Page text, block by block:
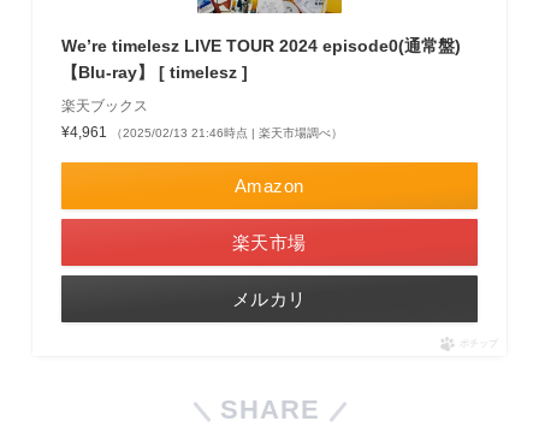
We’re timelesz LIVE TOUR 2024 episode0(通常盤)
【Blu-ray】 [ timelesz ]
楽天ブックス
¥4,961
（2025/02/13 21:46時点 | 楽天市場調べ）
Amazon
楽天市場
メルカリ
ポチップ
SHARE